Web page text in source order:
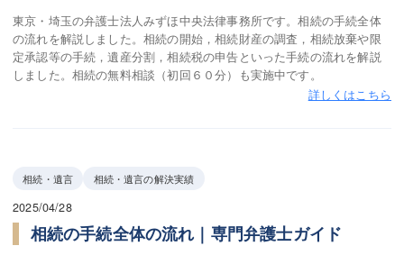
東京・埼玉の弁護士法人みずほ中央法律事務所です。相続の手続全体
の流れを解説しました。相続の開始，相続財産の調査，相続放棄や限
定承認等の手続，遺産分割，相続税の申告といった手続の流れを解説
しました。相続の無料相談（初回６０分）も実施中です。
詳しくはこちら
相続・遺言 相続・遺言の解決実績
2025/04/28
相続の手続全体の流れ｜専門弁護士ガイド